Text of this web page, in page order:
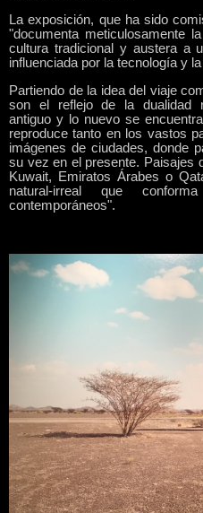
La exposición, que ha sido
"documenta meticulosamente
cultura tradicional y austera a
influenciada por la tecnología y
Partiendo de la idea del viaje
son el reflejo de la dualidad
antiguo y lo nuevo se
reproduce tanto en los vastos
imágenes de ciudades, donde
su vez en el presente. Paisajes
Kuwait, Emiratos Árabes o
natural-irreal que
contemporáneos".